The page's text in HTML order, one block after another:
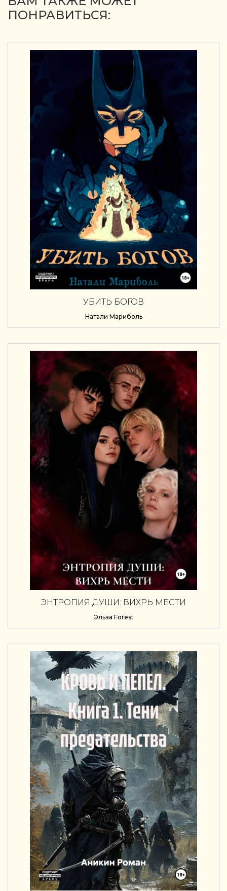
ПОНРАВИТЬСЯ:
УБИТЬ БОГОВ
Натали Мариболь
ЭНТРОПИЯ ДУШИ: ВИХРЬ МЕСТИ
Эльза Forest